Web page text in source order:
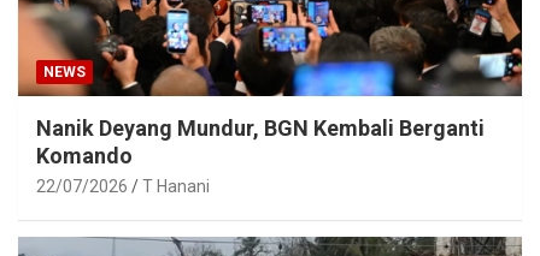
NEWS
Nanik Deyang Mundur, BGN Kembali Berganti
Komando
22/07/2026 T Hanani